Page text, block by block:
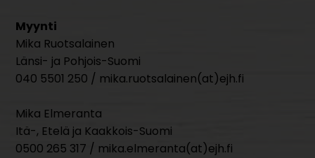
Myynti
Mika Ruotsalainen
Länsi- ja Pohjois-Suomi
040 5501 250 / mika.ruotsalainen(at)ejh.fi
Mika Elmeranta
Itä-, Etelä ja Kaakkois-Suomi
0500 265 317 / mika.elmeranta(at)ejh.fi